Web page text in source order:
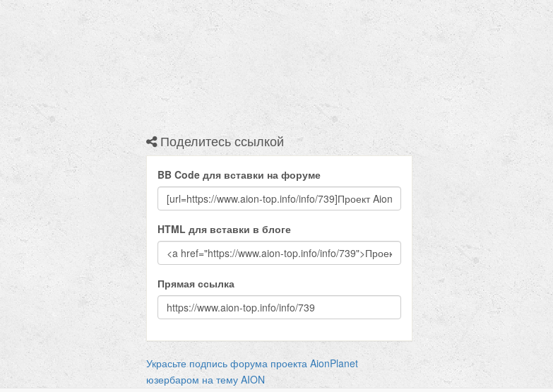
Поделитесь ссылкой
BB Code для вставки на форуме
HTML для вставки в блоге
Прямая ссылка
Украсьте подпись форума проекта AionPlanet
юзербаром на тему AION